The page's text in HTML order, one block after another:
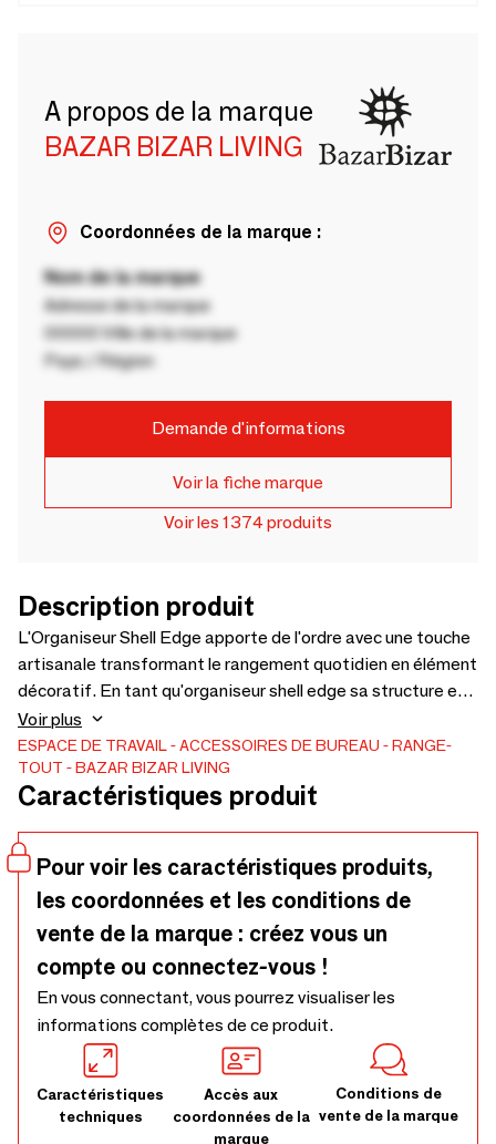
A propos de la marque
BAZAR BIZAR LIVING
Coordonnées de la marque :
Nom de la marque
Adresse de la marque
00000 Ville de la marque
Pays / Région
Demande d'informations
Voir la fiche marque
Voir les 1374 produits
Description produit
L'Organiseur Shell Edge apporte de l'ordre avec une touche
artisanale transformant le rangement quotidien en élément
décoratif. En tant qu'organiseur shell edge sa structure en
rotin bordée de coquillages blancs sublime bureaux entrées
et étagères avec un charme naturel. Conçu pour accueillir
documents carnets ou magazines cet organiseur décoratif
équilibre utilité et élégance. Son profil incliné garde le
assure légèreté et solidité pour l'usage quotidien. Chaque
pièce est tressée à la main en Indonésie et enrichie de
coquillages soulignant son esprit côtier. Les variations
subtiles du tressage et des tons rendent chaque organiseur
unique et témoignent d'un véritable savoir faire artisanal.
Voir plus
ESPACE DE TRAVAIL ACCESSOIRES DE BUREAU
RANGE-
TOUT
BAZAR BIZAR LIVING
Caractéristiques produit
Pour voir les caractéristiques produits,
les coordonnées et les conditions de
vente de la marque : créez vous un
compte ou connectez-vous !
En vous connectant, vous pourrez visualiser les
informations complètes de ce produit.
Caractéristiques
techniques
Accès aux
coordonnées de la
marque
Conditions de
vente de la marque